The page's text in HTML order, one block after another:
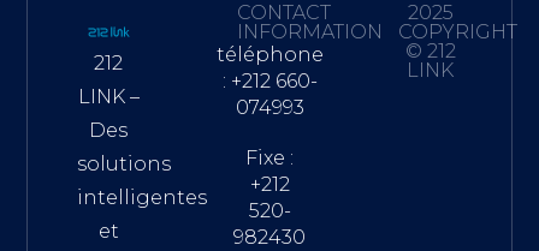
212
LINK –
Des
solutions
intelligentes
et
CONTACT
INFORMATION
téléphone
: +212 660-
074993
Fixe :
+212
520-
982430
2025
COPYRIGHT
© 212
LINK